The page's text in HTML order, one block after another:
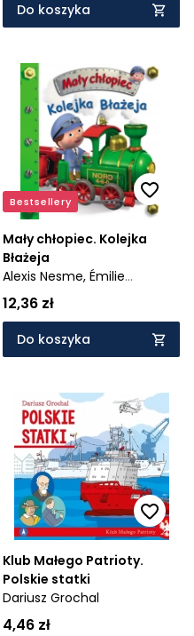
Do koszyka
Bestsellery
Mały chłopiec. Kolejka
Błażeja
Alexis Nesme, Émilie
Beaumont,
Bélineau
12,36 zł
Do koszyka
Klub Małego Patrioty.
Polskie statki
Dariusz Grochal
4,46 zł